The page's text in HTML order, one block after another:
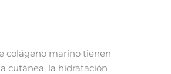
colágeno marino tienen
cutánea, la hidratación